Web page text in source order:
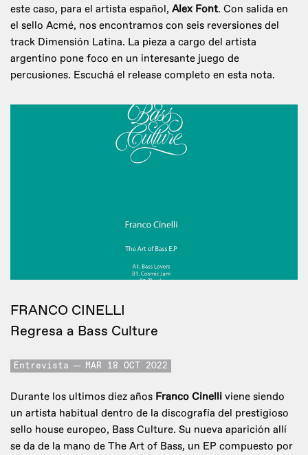
este caso, para el artista español, Alex Font. Con salida en
el sello Acmé, nos encontramos con seis reversiones del
track Dimensión Latina. La pieza a cargo del artista
argentino pone foco en un interesante juego de
percusiones. Escuchá el release completo en esta nota.
FRANCO CINELLI
Regresa a Bass Culture
Entrevista MAR 18 OCT 2022
Durante los ultimos diez años Franco Cinelli viene siendo
un artista habitual dentro de la discografía del prestigioso
sello house europeo, Bass Culture. Su nueva aparición allí
se da de la mano de The Art of Bass, un EP compuesto por